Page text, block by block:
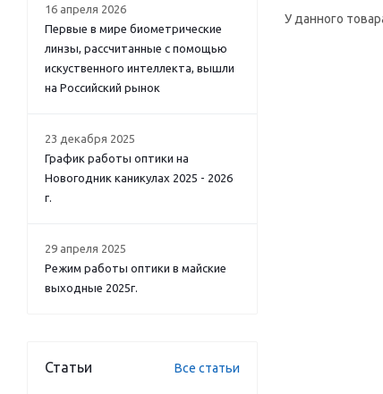
У данного
16 апреля 2026
Первые в мире биометрические
линзы, рассчитанные с помощью
искуственного интеллекта, вышли
на Российский рынок
23 декабря 2025
График работы оптики на
Новогодник каникулах 2025 - 2026
г.
29 апреля 2025
Режим работы оптики в майские
выходные 2025г.
Статьи Все статьи